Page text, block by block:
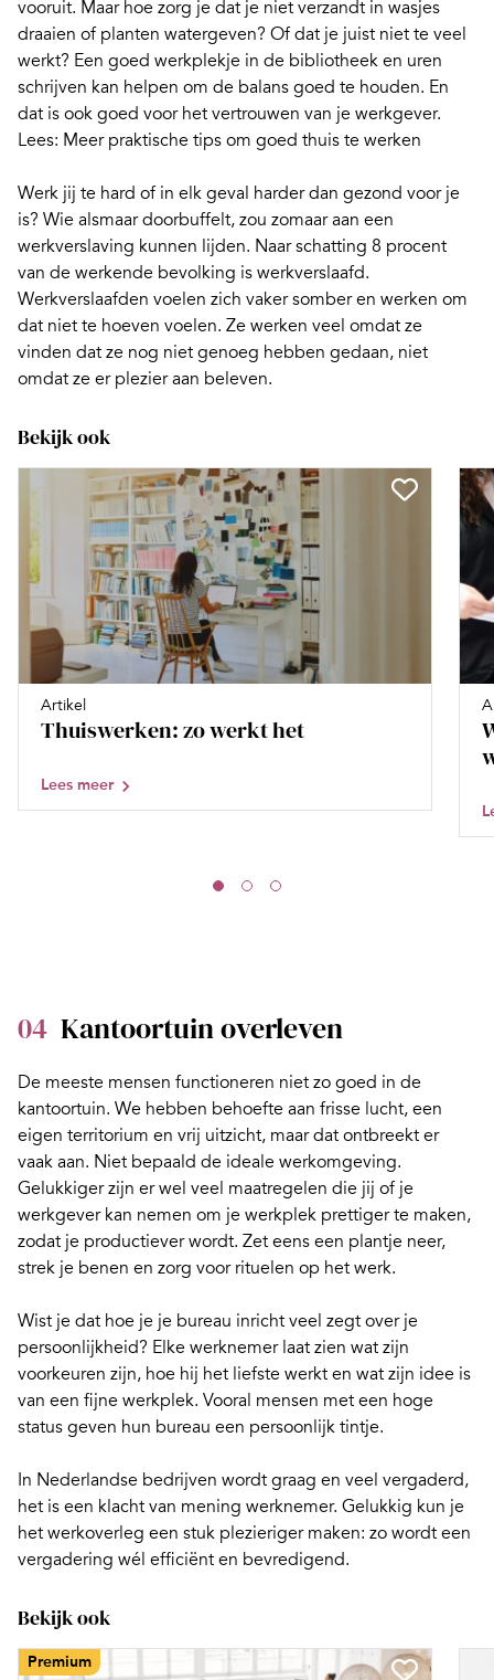
vooruit. Maar hoe zorg je dat je niet verzandt in wasjes
draaien of planten watergeven? Of dat je juist niet te veel
werkt? Een goed werkplekje in de bibliotheek en uren
schrijven kan helpen om de balans goed te houden. En
dat is ook goed voor het vertrouwen van je werkgever.
Lees: Meer praktische tips om goed thuis te werken
Werk jij te hard of in elk geval harder dan gezond voor je
is? Wie alsmaar doorbuffelt, zou zomaar aan een
werkverslaving kunnen lijden. Naar schatting 8 procent
van de werkende bevolking is werkverslaafd.
Werkverslaafden voelen zich vaker somber en werken om
dat niet te hoeven voelen. Ze werken veel omdat ze
vinden dat ze nog niet genoeg hebben gedaan, niet
omdat ze er plezier aan beleven.
Bekijk ook
Artikel
Thuiswerken: zo werkt het
Lees meer
04 Kantoortuin overleven
De meeste mensen functioneren niet zo goed in de
kantoortuin. We hebben behoefte aan frisse lucht, een
eigen territorium en vrij uitzicht, maar dat ontbreekt er
vaak aan. Niet bepaald de ideale werkomgeving.
Gelukkiger zijn er wel veel maatregelen die jij of je
werkgever kan nemen om je werkplek prettigerte maken,
zodat je productiever wordt. Zet eens een plantje neer,
strek je benen en zorg voor rituelen op het werk.
Wist je dat hoe je je bureau inricht veel zegt over je
persoonlijkheid? Elke werknemer laat zien wat zijn
voorkeuren zijn, hoe hij het liefste werkt en wat zijn idee is
van een fijne werkplek. Vooral mensen met een hoge
status geven hun bureau een persoonlijk tintje.
In Nederlandse bedrijven wordt graag en veel vergaderd,
het is een klacht van mening werknemer. Gelukkig kun je
het werkoverleg een stuk plezieriger maken: zo wordt een
vergadering wél efficiënt en bevredigend.
Bekijk ook
Premium